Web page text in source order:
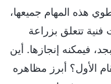
هذه المهام جميعها،
فنية تتعلق بزراعة
فيمكنه إنجازها. أين
الأول؟ أبرز مظاهره